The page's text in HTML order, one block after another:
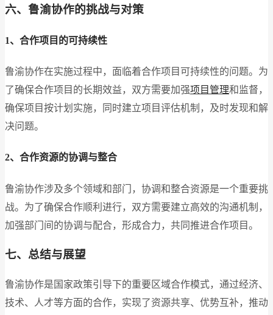
六、鲁渝协作的挑战与对策
1、合作项目的可持续性
鲁渝协作在实施过程中，面临着合作项目可持续性的问题。为
了确保合作项目的长期效益，双方需要加强项目管理和监督，
确保项目按计划实施，同时建立项目评估机制，及时发现和解
决问题。
2、合作资源的协调与整合
鲁渝协作涉及多个领域和部门，协调和整合资源是一个重要挑
战。为了确保合作顺利进行，双方需要建立高效的沟通机制，
加强部门间的协调与配合，形成合力，共同推进合作项目。
七、总结与展望
鲁渝协作是国家政策引导下的重要区域合作模式，通过经济、
技术、人才等方面的合作，实现了资源共享、优势互补，推动